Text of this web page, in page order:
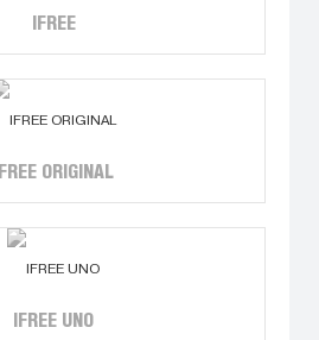
IFREE
IFREE ORIGINAL
IFREE UNO